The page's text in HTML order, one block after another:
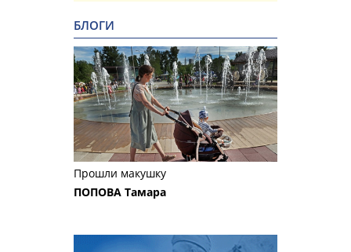
БЛОГИ
Прошли макушку
ПОПОВА Тамара